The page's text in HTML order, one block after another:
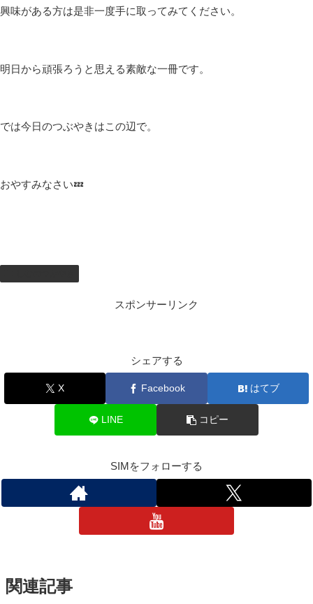
興味がある方は是非一度手に取ってみてください。
明日から頑張ろうと思える素敵な一冊です。
では今日のつぶやきはこの辺で。
おやすみなさい💤
スポンサーリンク
シェアする
X Facebook はてブ
LINE コピー
SIMをフォローする
関連記事